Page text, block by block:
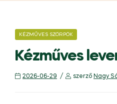
KÉZMŰVES SZÖRPÖK
Kézműves
2026-06-29 szerző Nagy